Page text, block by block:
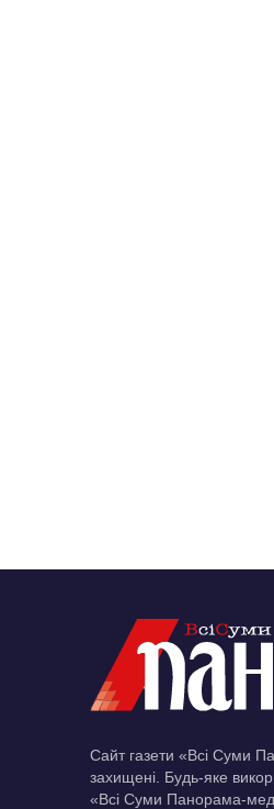
Сайт газети «Всі Суми
захищені. Будь-яке
«Всі Суми Панорама-